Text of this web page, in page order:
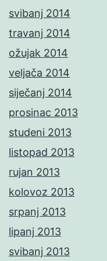
svibanj 2014
travanj 2014
ožujak 2014
veljača 2014
siječanj 2014
prosinac 2013
studeni 2013
listopad 2013
rujan 2013
kolovoz 2013
srpanj 2013
lipanj 2013
svibanj 2013